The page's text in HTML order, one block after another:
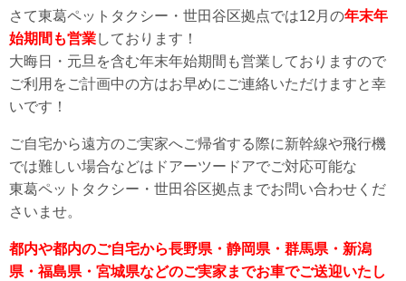
さて東葛ペットタクシー・世田谷区拠点では12月の年末年
始期間も営業しております！
大晦日・元旦を含む年末年始期間も営業しておりますので
ご利用をご計画中の方はお早めにご連絡いただけますと幸
いです！
ご自宅から遠方のご実家へご帰省する際に新幹線や飛行機
では難しい場合などはドアーツードアでご対応可能な
東葛ペットタクシー・世田谷区拠点までお問い合わせくだ
さいませ。
都内や都内のご自宅から長野県・静岡県・群馬県・新潟
県・福島県・宮城県などのご実家までお車でご送迎いたし